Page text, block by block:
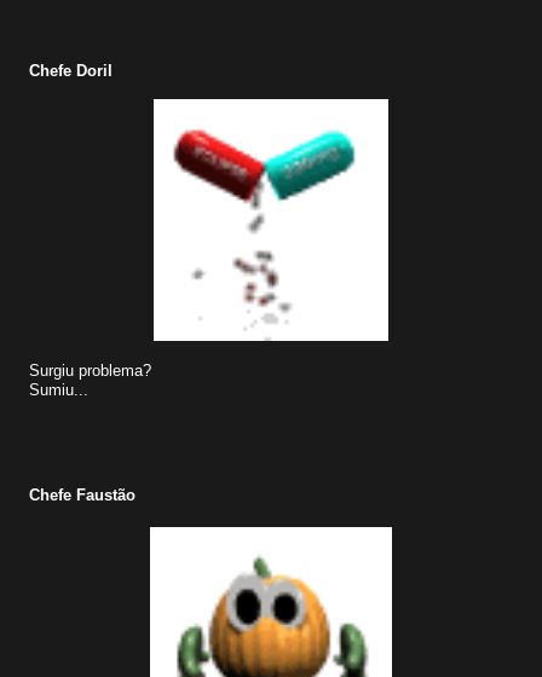
Chefe Doril
Surgiu problema?
Sumiu...
Chefe Faustão